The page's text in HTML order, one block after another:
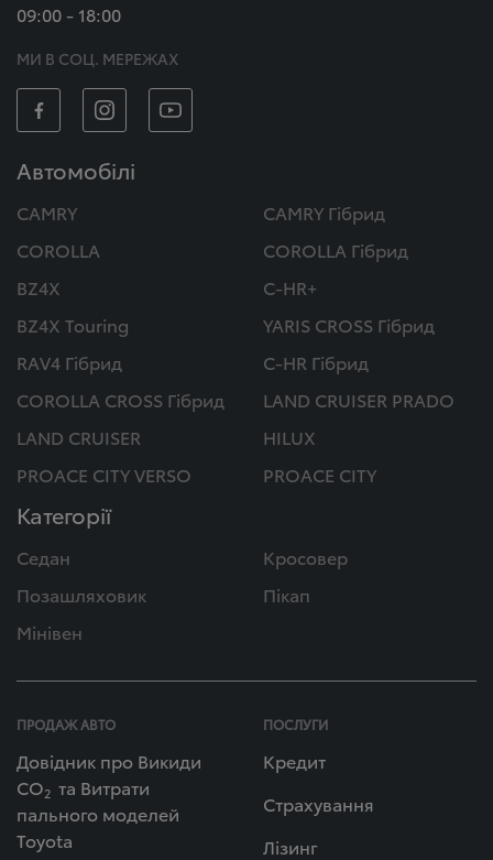
09:00 - 18:00
МИ В СОЦ. МЕРЕЖАХ
Автомобілі
CAMRY
CAMRY Гібрид
COROLLA
COROLLA Гібрид
BZ4X
C-HR+
BZ4X Touring
YARIS CROSS Гібрид
RAV4 Гібрид
C-HR Гібрид
COROLLA CROSS Гібрид
LAND CRUISER PRADO
LAND CRUISER
HILUX
PROACE CITY VERSO
PROACE CITY
Категорії
Седан
Кросовер
Позашляховик
Пікап
Мінівен
ПРОДАЖ АВТО
Довідник про Викиди
СО2 та Витрати
пального моделей
Toyota
ПОСЛУГИ
Кредит
Страхування
Лізинг